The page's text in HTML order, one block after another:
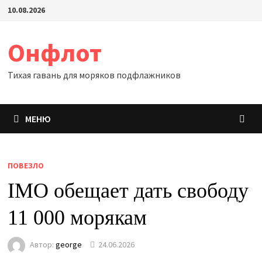
Перейти
10.08.2026
Онфлот
Тихая гавань для моряков подфлажников
МЕНЮ
ПОВЕЗЛО
IMO обещает дать свободу
11 000 морякам
Автор: george 24.06.2026